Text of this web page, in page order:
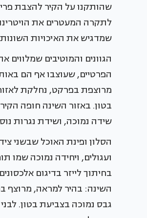
שהותקנו על הקיר להצבת
לתקרה המעטרים את
שמדגיש את האיכויות השונות
הגוונים והמוטיבים
הפרטיים, שעוצבו אף הם
מרוצפת בפרקט, נחלקת
בטון. באזור השינה חופה
שידה נמוכה, ושידת נגרות
הסלון ופינת האוכל שבשני
ועגולים, ויחידה נמוכה שמו
בחיתוך לייזר בדיגום
השינה: בהיר למראה, מרוצף
גבס נמוכה בצביעת בטון.